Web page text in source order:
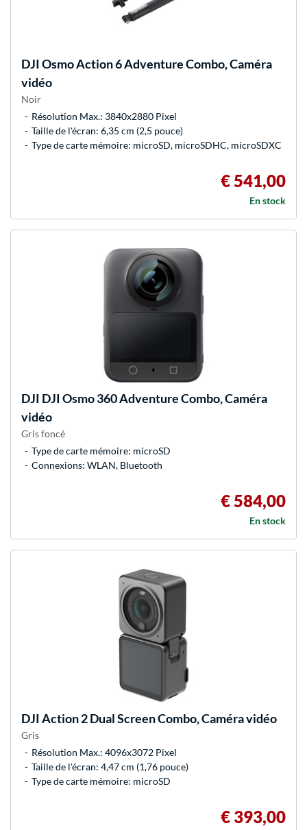
DJI Osmo Action 6 Adventure Combo, Caméra
vidéo
Noir
Résolution Max.: 3840x2880 Pixel
Taille de l'écran: 6,35 cm (2,5 pouce)
Type de carte mémoire: microSD, microSDHC, microSDXC
€ 541,00
En stock
DJI DJI Osmo 360 Adventure Combo, Caméra
vidéo
Gris foncé
Type de carte mémoire: microSD
Connexions: WLAN, Bluetooth
€ 584,00
En stock
DJI Action 2 Dual Screen Combo, Caméra vidéo
Gris
Résolution Max.: 4096x3072 Pixel
Taille de l'écran: 4,47 cm (1,76 pouce)
Type de carte mémoire: microSD
€ 393,00